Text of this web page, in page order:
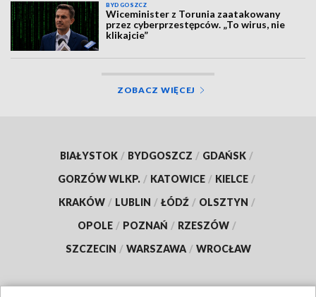
BYDGOSZCZ
Wiceminister z Torunia zaatakowany
przez cyberprzestępców. „To wirus, nie
klikajcie”
ZOBACZ WIĘCEJ
BIAŁYSTOK / BYDGOSZCZ / GDAŃSK /
GORZÓW WLKP. / KATOWICE / KIELCE /
KRAKÓW / LUBLIN / ŁÓDŹ / OLSZTYN /
OPOLE / POZNAŃ / RZESZÓW /
SZCZECIN / WARSZAWA / WROCŁAW